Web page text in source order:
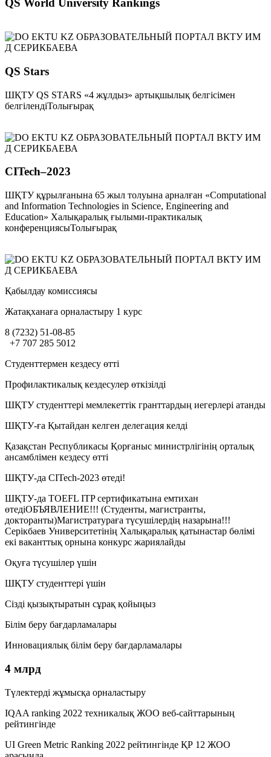
QS Stars
ШҚТУ QS STARS «4 жұлдыз» артықшылық белгісімен
белгілендіТолығырақ
CITech–2023
ШҚТУ құрылғанына 65 жыл толуына арналған «Computational
and Information Technologies in Science, Engineering and
Education» Халықаралық ғылыми-практикалық
конференциясыТолығырақ
Қабылдау комиссиясы
Жатақханаға орналастыру 1 курс
8 (7232) 51-08-85
+7 707 285 5012
Студенттермен кездесу өтті
Профилактикалық кездесулер өткізілді
ШҚТУ студенттері мемлекеттік гранттардың иегерлері атанды
ШҚТУ-ға Қытайдан келген делегация келді
Қазақстан Республикасы Қорғаныс министрлігінің орталық
ансамблімен кездесу өтті
ШҚТУ-да CITech-2023 өтеді!
ШҚТУ-да TOEFL ITP сертификатына емтихан
өтедіОБЪЯВЛЕНИЕ!!! (Студенты, магистранты,
докторанты)Магистратураға түсушілердің назарына!!!
Серікбаев Университетінің Халықаралық қатынастар бөлімі
екі ваканттық орнына конкурс жариялайды
Оқуға түсушілер үшін
ШҚТУ студенттері үшін
Сізді қызықтыратын сұрақ қойыңыз
Білім беру бағдарламалары
Инновациялық білім беру бағдарламалары
4 млрд
Түлектерді жұмысқа орналастыру
IQAA ranking 2022 техникалық ЖОО веб-сайттарының
рейтингінде
UI Green Metric Ranking 2022 рейтингінде ҚР 12 ЖОО